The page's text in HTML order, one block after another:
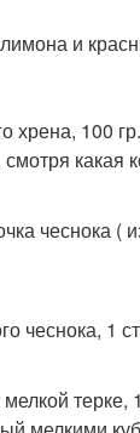
лимона и
хрена, 100
какая
чеснока (
чеснока, 1
терке,